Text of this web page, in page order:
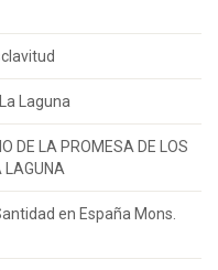
Laguna
DE LA PROMESA DE LOS
LAGUNA
en España Mons.